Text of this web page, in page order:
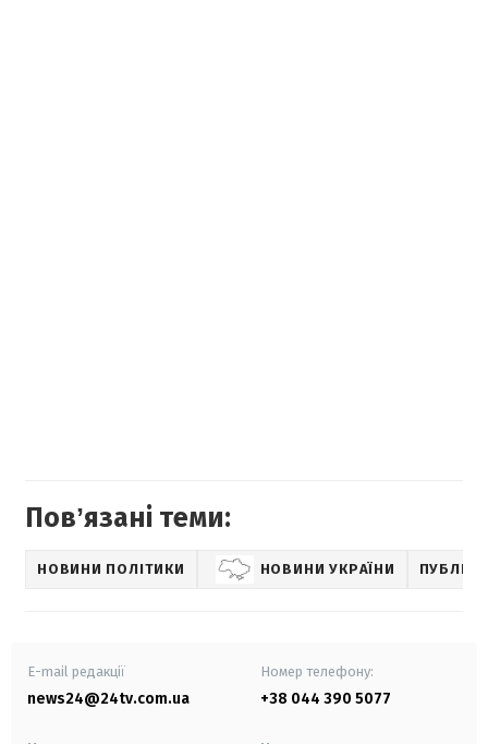
Повʼязані теми:
НОВИНИ ПОЛІТИКИ НОВИНИ УКРАЇНИ
E-mail редакції
news24@24tv.com.ua
Номер телефону:
+38 044 390 5077